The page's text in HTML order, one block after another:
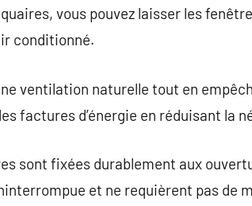
vous pouvez laisser les
conditionné.
ventilation naturelle tout en
factures d’énergie en réduisant la
sont fixées durablement aux
et ne requièrent pas de